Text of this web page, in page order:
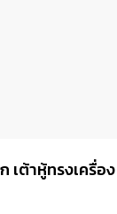
เต้าหู้ทรงเครื่อง